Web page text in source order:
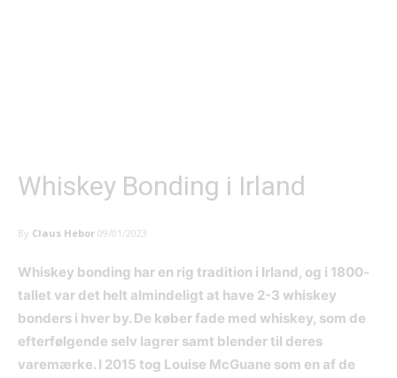
Whiskey Bonding i Irland
By Claus Hebor 09/01/2023
Whiskey bonding har en rig tradition i Irland, og i 1800-
tallet var det helt almindeligt at have 2-3 whiskey
bonders i hver by. De køber fade med whiskey, som de
efterfølgende selv lagrer samt blender til deres
varemærke. I 2015 tog Louise McGuane som en af de